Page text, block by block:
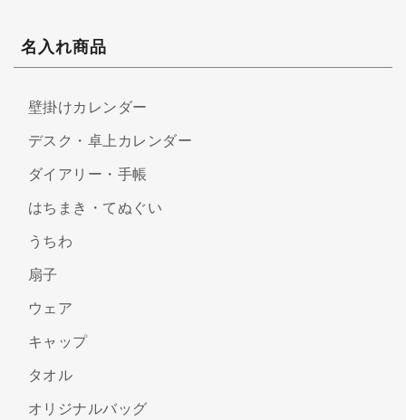
名入れ商品
壁掛けカレンダー
デスク・卓上カレンダー
ダイアリー・手帳
はちまき・てぬぐい
うちわ
扇子
ウェア
キャップ
タオル
オリジナルバッグ